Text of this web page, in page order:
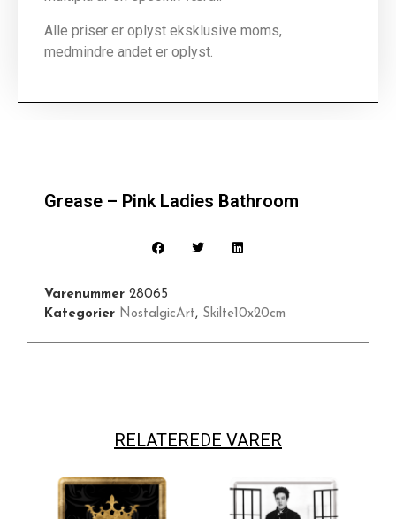
Alle priser er oplyst eksklusive moms,
medmindre andet er oplyst.
Grease – Pink Ladies Bathroom
Varenummer 28065
Kategorier NostalgicArt, Skilte10x20cm
RELATEREDE VARER